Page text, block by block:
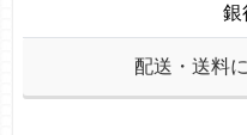
銀
配送・送料